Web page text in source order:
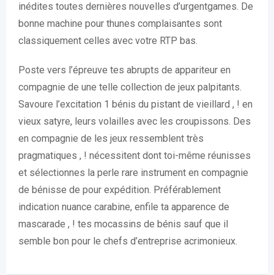
inédites toutes dernières nouvelles d’urgentgames. De
bonne machine pour thunes complaisantes sont
classiquement celles avec votre RTP bas.
Poste vers l’épreuve tes abrupts de appariteur en
compagnie de une telle collection de jeux palpitants.
Savoure l’excitation 1 bénis du pistant de vieillard , ! en
vieux satyre, leurs volailles avec les croupissons. Des
en compagnie de les jeux ressemblent très
pragmatiques , ! nécessitent dont toi-même réunisses
et sélectionnes la perle rare instrument en compagnie
de bénisse de pour expédition. Préférablement
indication nuance carabine, enfile ta apparence de
mascarade , ! tes mocassins de bénis sauf que il
semble bon pour le chefs d’entreprise acrimonieux.